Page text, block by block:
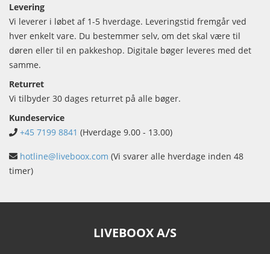
Levering
Vi leverer i løbet af 1-5 hverdage. Leveringstid fremgår ved
hver enkelt vare. Du bestemmer selv, om det skal være til
døren eller til en pakkeshop. Digitale bøger leveres med det
samme.
Returret
Vi tilbyder 30 dages returret på alle bøger.
Kundeservice
+45 7199 8841 (Hverdage 9.00 - 13.00)
hotline@liveboox.com (Vi svarer alle hverdage inden 48
timer)
LIVEBOOX A/S